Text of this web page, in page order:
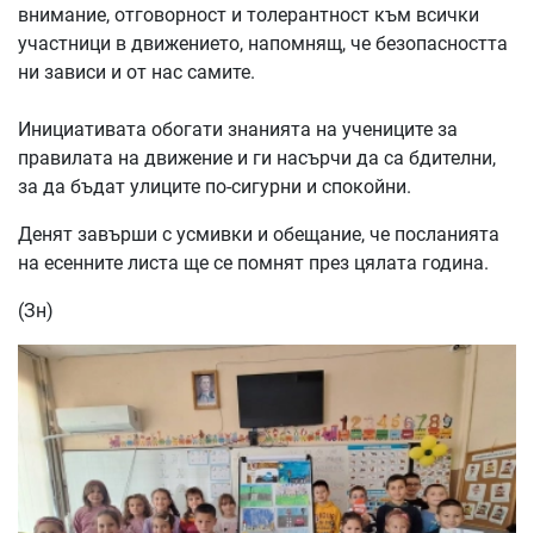
внимание, отговорност и толерантност към всички
участници в движението, напомнящ, че безопасността
ни зависи и от нас самите.
Инициативата обогати знанията на учениците за
правилата на движение и ги насърчи да са бдителни,
за да бъдат улиците по-сигурни и спокойни.
Денят завърши с усмивки и обещание, че посланията
на есенните листа ще се помнят през цялата година.
(Зн)